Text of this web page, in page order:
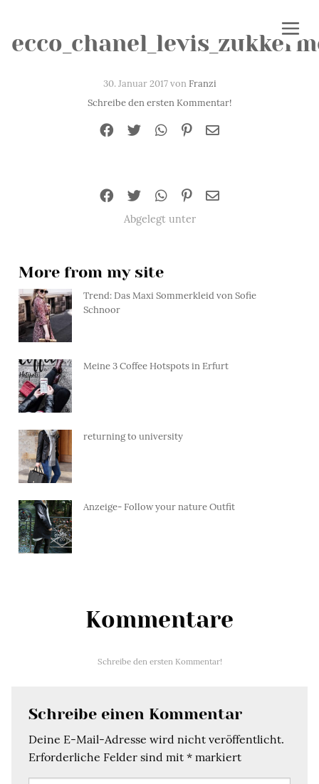
30. Januar 2017 vonFranzi
Schreibe den ersten Kommentar!
Abgelegt unter
More from my site
Trend: Das Maxi Sommerkleid von Sofie
Schnoor
Meine 3 Coffee Hotspots in Erfurt
returning to university
Anzeige- Follow your nature Outfit
Kommentare
Schreibe den ersten Kommentar!
Schreibe einen Kommentar
Deine E-Mail-Adresse wird nicht veröffentlicht.
Erforderliche Felder sind mit * markiert